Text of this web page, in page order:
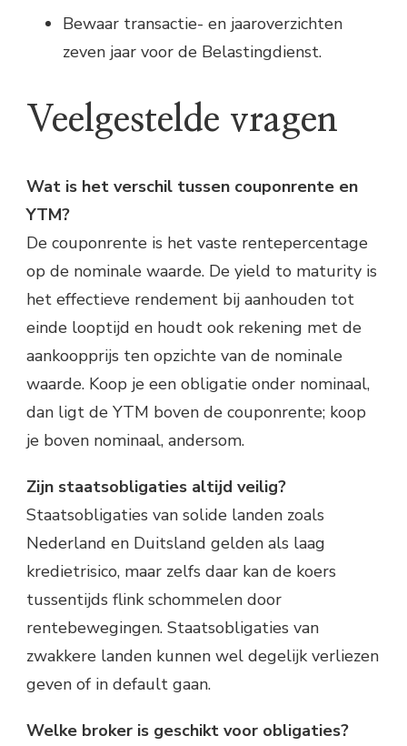
Bewaar transactie- en jaaroverzichten
zeven jaar voor de Belastingdienst.
Veelgestelde vragen
Wat is het verschil tussen couponrente en
YTM?
De couponrente is het vaste rentepercentage
op de nominale waarde. De yield to maturity is
het effectieve rendement bij aanhouden tot
einde looptijd en houdt ook rekening met de
aankoopprijs ten opzichte van de nominale
waarde. Koop je een obligatie onder nominaal,
dan ligt de YTM boven de couponrente; koop
je boven nominaal, andersom.
Zijn staatsobligaties altijd veilig?
Staatsobligaties van solide landen zoals
Nederland en Duitsland gelden als laag
kredietrisico, maar zelfs daar kan de koers
tussentijds flink schommelen door
rentebewegingen. Staatsobligaties van
zwakkere landen kunnen wel degelijk verliezen
geven of in default gaan.
Welke broker is geschikt voor obligaties?